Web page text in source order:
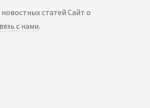
статей Сайт о
с нами.